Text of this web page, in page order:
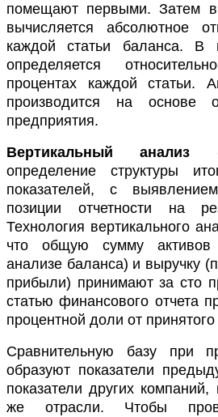
помещают первыми. Затем в
вычисляется абсолютное
каждой статьи баланса. В
определяется
процентах каждой статьи.
производится на основе
предприятия.
Вертикальный анализ
определение структуры
показателей, с
позиции отчетности на
Технология вертикального
что общую сумму активов
анализе баланса) и выручку
прибыли) принимают за сто
статью финансового отчета
процентной доли от
Сравнительную базу при
образуют показатели
показатели других
же отрасли. Чтобы